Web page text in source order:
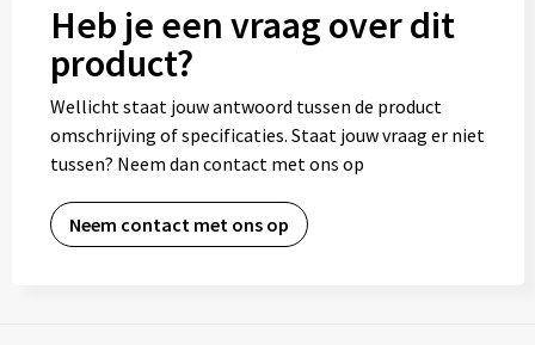
Heb je een vraag over dit
product?
Wellicht staat jouw antwoord tussen de product
omschrijving of specificaties. Staat jouw vraag er niet
tussen? Neem dan contact met ons op
Neem contact met ons op